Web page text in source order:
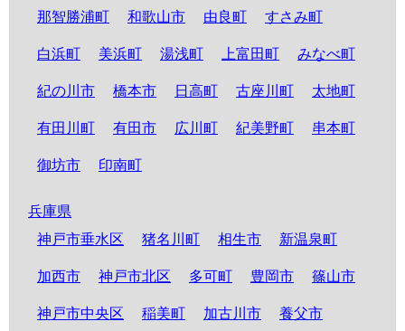
那智勝浦町 和歌山市 由良町 すさみ町
白浜町 美浜町 湯浅町 上富田町 みなべ町
紀の川市 橋本市 日高町 古座川町 太地町
有田川町 有田市 広川町 紀美野町 串本町
御坊市 印南町
兵庫県
神戸市垂水区
猪名川町 相生市 新温泉町
加西市 神戸市北区 多可町 豊岡市 篠山市
神戸市中央区 稲美町 加古川市 養父市